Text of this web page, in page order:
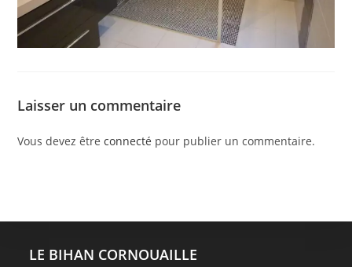
Laisser un commentaire
Vous devez êtreconnecté pour publier un commentaire.
LE BIHAN CORNOUAILLE